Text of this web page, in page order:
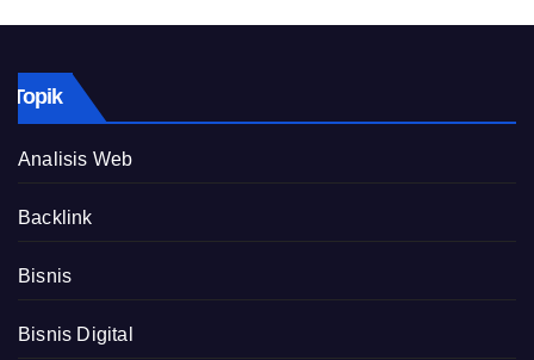
Topik
Analisis Web
Backlink
Bisnis
Bisnis Digital